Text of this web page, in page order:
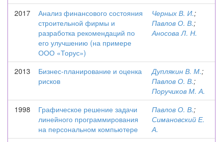
2017
Анализ финансового состояния
строительной фирмы и
разработка рекомендаций по
его улучшению (на примере
ООО «Торус»)
Черных В. И.;
Павлов О. В.;
Аносова Л. Н.
2013
Бизнес-планирование и оценка
рисков
Дуплякин В. М.;
Павлов О. В.;
Поручиков М. А.
1998
Графическое решение задачи
линейного программирования
на персональном компьютере
Павлов О. В.;
Симановский Е.
А.